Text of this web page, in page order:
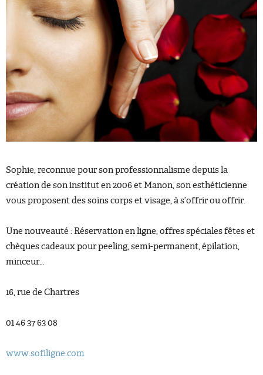
Sophie, reconnue pour son professionnalisme depuis la
création de son institut en 2006 et Manon, son esthéticienne
vous proposent des soins corps et visage, à s’offrir ou offrir.
Une nouveauté : Réservation en ligne, offres spéciales fêtes et
chèques cadeaux pour peeling, semi-permanent, épilation,
minceur…
16, rue de Chartres
01 46 37 63 08
www.sofiligne.com